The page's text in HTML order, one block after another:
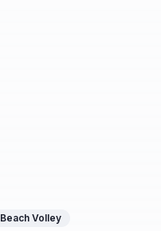
Beach Volley